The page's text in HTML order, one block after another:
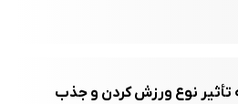
که همان رت می‌باشد انجام شود.
تأثیر نوع ورزش کردن و جذب